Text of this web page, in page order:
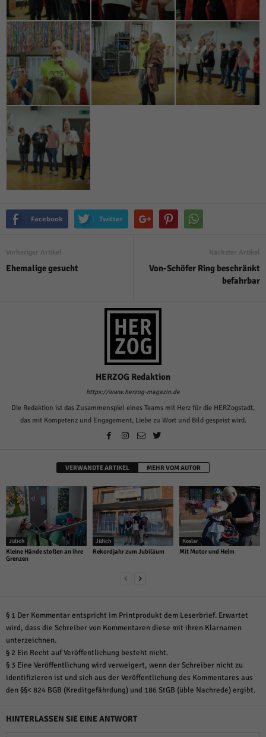
Facebook Twitter
Vorheriger Artikel
Ehemalige gesucht
Nächster Artikel
Von-Schöfer Ring beschränkt
befahrbar
HERZOG Redaktion
https://www.herzog-magazin.de
Die Redaktion ist das Zusammenspiel eines Teams mit Herz für die HERZogstadt,
das mit Kompetenz und Engagement, Liebe zu Wort und Bild gespeist wird.
VERWANDTE ARTIKEL MEHR VOM AUTOR
Jülich
Kleine Hände stoßen an ihre
Grenzen
Jülich
Rekordjahr zum Jubiläum
Koslar
Mit Motor und Helm
§ 1 Der Kommentar entspricht im Printprodukt dem Leserbrief. Erwartet
wird, dass die Schreiber von Kommentaren diese mit ihren Klarnamen
unterzeichnen.
§ 2 Ein Recht auf Veröffentlichung besteht nicht.
§ 3 Eine Veröffentlichung wird verweigert, wenn der Schreiber nicht zu
identifizieren ist und sich aus der Veröffentlichung des Kommentares aus
den §§< 824 BGB (Kreditgefährdung) und 186 StGB (üble Nachrede) ergibt.
HINTERLASSEN SIE EINE ANTWORT